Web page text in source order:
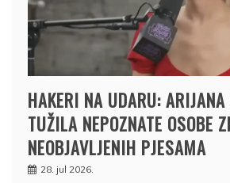
HAKERI NA UDARU: ARIJANA
TUŽILA NEPOZNATE OSOBE
NEOBJAVLJENIH PJESAMA
28. jul 2026.